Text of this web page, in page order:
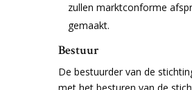
zullen marktconforme
gemaakt.
Bestuur
De bestuurder van de